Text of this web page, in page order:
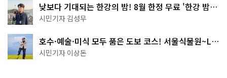
낮보다 기대되는 한강의 밤! 8월 한정 무료 '한강 밤
핑' 예약은?
시민기자 김성무
호수·예술·미식 모두 품은 도보 코스! 서울식물원~LG
아트센터~마곡테라스거리
시민기자 이상돈